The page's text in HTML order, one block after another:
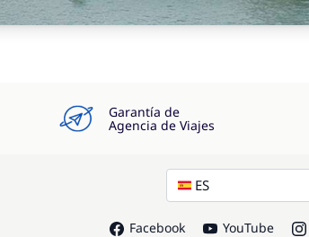
Garantía de
Agencia de Viajes
ES
Facebook YouTube